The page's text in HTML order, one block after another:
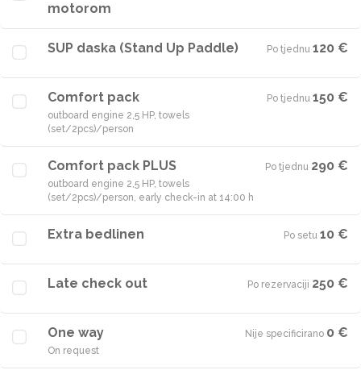
motorom
SUP daska (Stand Up Paddle) Po tjednu·120 €
Comfort pack
outboard engine 2,5 HP, towels
(set/2pcs)/person
Po tjednu·150 €
Comfort pack PLUS
outboard engine 2,5 HP, towels
(set/2pcs)/person, early check-in at 14:00 h
Po tjednu·290 €
Extra bedlinen Po setu·10 €
Late check out Po rezervaciji·250 €
One way
On request
Nije specificirano·0 €